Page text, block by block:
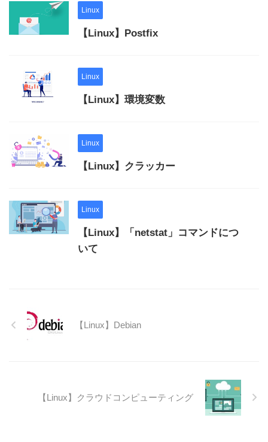
Linux
【Linux】Postfix
Linux
【Linux】環境変数
Linux
【Linux】クラッカー
Linux
【Linux】「netstat」コマンドにつ
いて
【Linux】Debian
【Linux】クラウドコンピューティング